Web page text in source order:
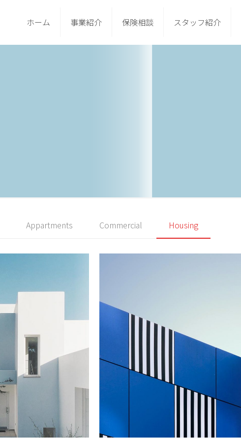
ホーム 事業紹介 保険相談 スタッフ紹介
Appartments Commercial Housing